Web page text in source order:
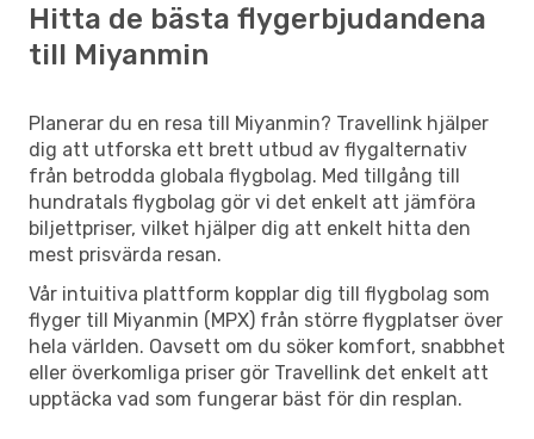
Hitta de bästa flygerbjudandena
till Miyanmin
Planerar du en resa till Miyanmin? Travellink hjälper
dig att utforska ett brett utbud av flygalternativ
från betrodda globala flygbolag. Med tillgång till
hundratals flygbolag gör vi det enkelt att jämföra
biljettpriser, vilket hjälper dig att enkelt hitta den
mest prisvärda resan.
Vår intuitiva plattform kopplar dig till flygbolag som
flyger till Miyanmin (MPX) från större flygplatser över
hela världen. Oavsett om du söker komfort, snabbhet
eller överkomliga priser gör Travellink det enkelt att
upptäcka vad som fungerar bäst för din resplan.